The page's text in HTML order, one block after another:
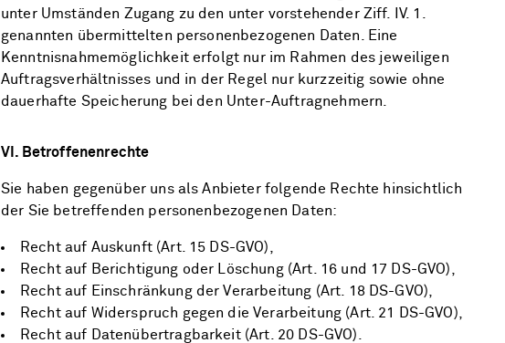
unter Umständen Zugang zu den unter vorstehender Ziff. IV. 1.
genannten übermittelten personenbezogenen Daten. Eine
Kenntnisnahmemöglichkeit erfolgt nur im Rahmen des jeweiligen
Auftragsverhältnisses und in der Regel nur kurzzeitig sowie ohne
dauerhafte Speicherung bei den Unter-Auftragnehmern.
VI. Betroffenenrechte
Sie haben gegenüber uns als Anbieter folgende Rechte hinsichtlich
der Sie betreffenden personenbezogenen Daten:
Recht auf Auskunft (Art. 15 DS-GVO),
Recht auf Berichtigung oder Löschung (Art. 16 und 17 DS-GVO),
Recht auf Einschränkung der Verarbeitung (Art. 18 DS-GVO),
Recht auf Widerspruch gegen die Verarbeitung (Art. 21 DS-GVO),
Recht auf Datenübertragbarkeit (Art. 20 DS-GVO).